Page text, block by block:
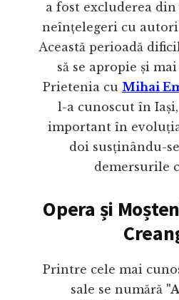
a fost excluderea din
neînțelegeri cu
Această perioadă
să se apropie și
Prietenia cu Mihai
l-a cunoscut în
important în
doi susținându-
demersurile
Opera și
Printre cele mai
sale se numără